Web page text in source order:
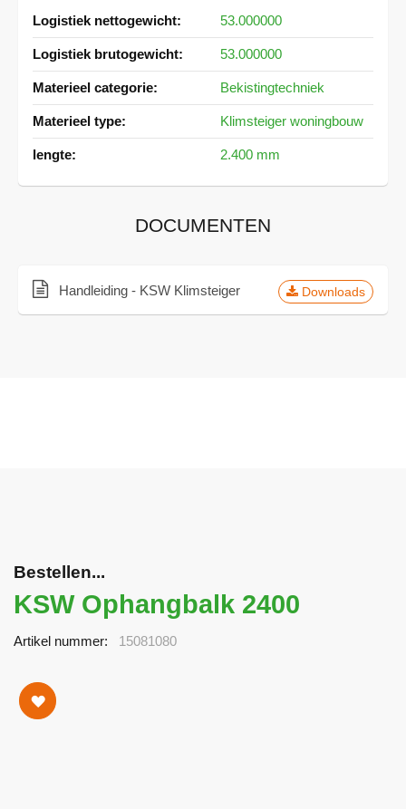
Meer
informatie
53.000000
53.000000
Bekistingtechniek
Klimsteiger woningbouw
2.400 mm
DOCUMENTEN
Handleiding - KSW Klimsteiger Downloads
Bestellen...
KSW Ophangbalk 2400
Artikel nummer 15081080